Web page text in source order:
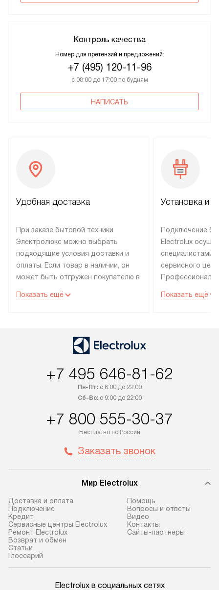
Контроль качества
Номер для претензий и предложений:
+7 (495) 120-11-96
с 08:00 до 17:00 по будням
НАПИСАТЬ
Удобная доставка
При заказе бытовой техники
Электролюкс можно выбрать
подходящие условия доставки и
оплаты. Если товар в наличии, он
может быть отгружен покупателю в
специальным лейблом
оплачивается дополнительно.
Возможна доставка товаров по
Показать ещё
Установка и
Подключение
Electrolux
специалистами
сервисного
эксплуатации
Показать ещё
+7 495 646-81-62
Пн-Пт:с 8:00 до 22:00
Сб-Вс:с 9:00 до 22:00
+7 800 555-30-37
Бесплатно по России
Заказать звонок
Мир Electrolux
Доставка и оплата
Подключение
Кредит
Сервисные центры Electrolux
Ремонт Electrolux
Возврат и обмен
Cтатьи
Глоссарий
Помощь
Вопросы и ответы
Видео
Контакты
Сайты-партнеры
Electrolux в социальных сетях